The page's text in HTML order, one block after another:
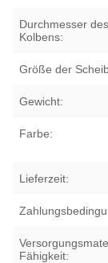
Durchmesser des
Kolbens:
Größe der
Gewicht:
Farbe:
Lieferzeit:
Fähigkeit: